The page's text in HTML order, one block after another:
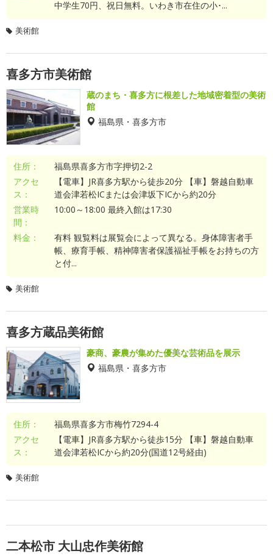
中学生70円、祝日無料。いわき市在住の小･...
美術館
喜多方市美術館
蔵のまち・喜多方に根差した地域密着型の美術
館
福島県・喜多方市
住所：
福島県喜多方市字押切2-2
アクセ
ス：
【電車】JR喜多方駅から徒歩20分 【車】磐越自動車
道会津若松ICまたは会津坂下ICから約20分
営業時
間：
10:00～18:00 最終入館は17:30
料金：
有料 観覧料は展覧会によって異なる。身体障害者手
帳、療育手帳、精神障害者保護福祉手帳をお持ちの方
と付...
美術館
喜多方蔵品美術館
豪商、豪農が集めた優美な芸術品を展示
福島県・喜多方市
住所：
福島県喜多方市梅竹7294-4
アクセ
ス：
【電車】JR喜多方駅から徒歩15分 【車】磐越自動車
道会津若松ICから約20分(国道12号経由)
美術館
二本松市 大山忠作美術館